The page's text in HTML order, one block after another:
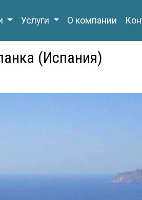
Услуги О компании
(Испания)